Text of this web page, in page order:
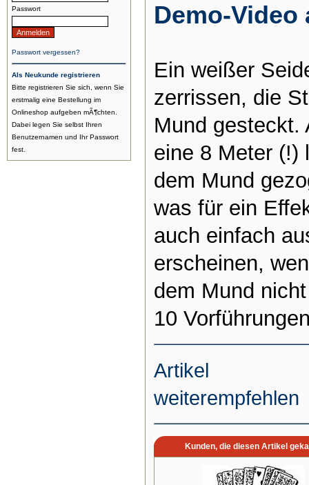
Passwort
Passwort vergessen?
Als Neukunde registrieren
Bitte registrieren Sie sich, wenn Sie
erstmalig eine Bestellung im
Onlineshop aufgeben mÃ¶chten.
Dabei legen Sie selbst Ihren
Benutzernamen und Ihr Passwort
fest.
Demo-Video
Ein weißer
zerrissen, die
Mund gesteckt.
eine 8 Meter (!)
dem Mund
was für ein
auch einfach
erscheinen,
dem Mund
10
Artikel
weiterempfehlen
Kunden, die diesen Artikel